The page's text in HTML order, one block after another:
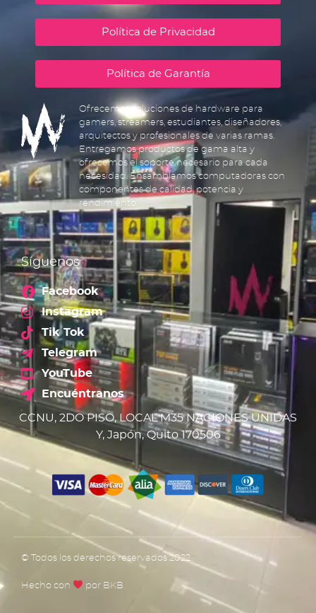
Política de Privacidad
Política de Garantía
Ofrecemos soluciones de hardware para
gamers, streamers, estudiantes, diseñadores,
arquitectos y profesionales de varias ramas.
Entregamos productos de gama alta y
ofrecemos el soporte necesario para cada
necesidad. Ensamblamos computadoras con
componentes de calidad, potencia y
rendimiento.
Síguenos
Facebook
Instagram
Tik Tok
Telegram
YouTube
Encuéntranos
CCNU, 2DO PISO, LOCAL M35 NACIONES UNIDAS
Y, Japón, Quito 170506
© Todos los derechos reservados 2022
Hecho con por BKB​​